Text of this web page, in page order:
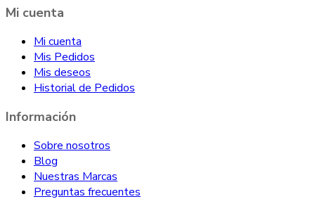
Mi cuenta
Mi cuenta
Mis Pedidos
Mis deseos
Historial de Pedidos
Información
Sobre nosotros
Blog
Nuestras Marcas
Preguntas frecuentes